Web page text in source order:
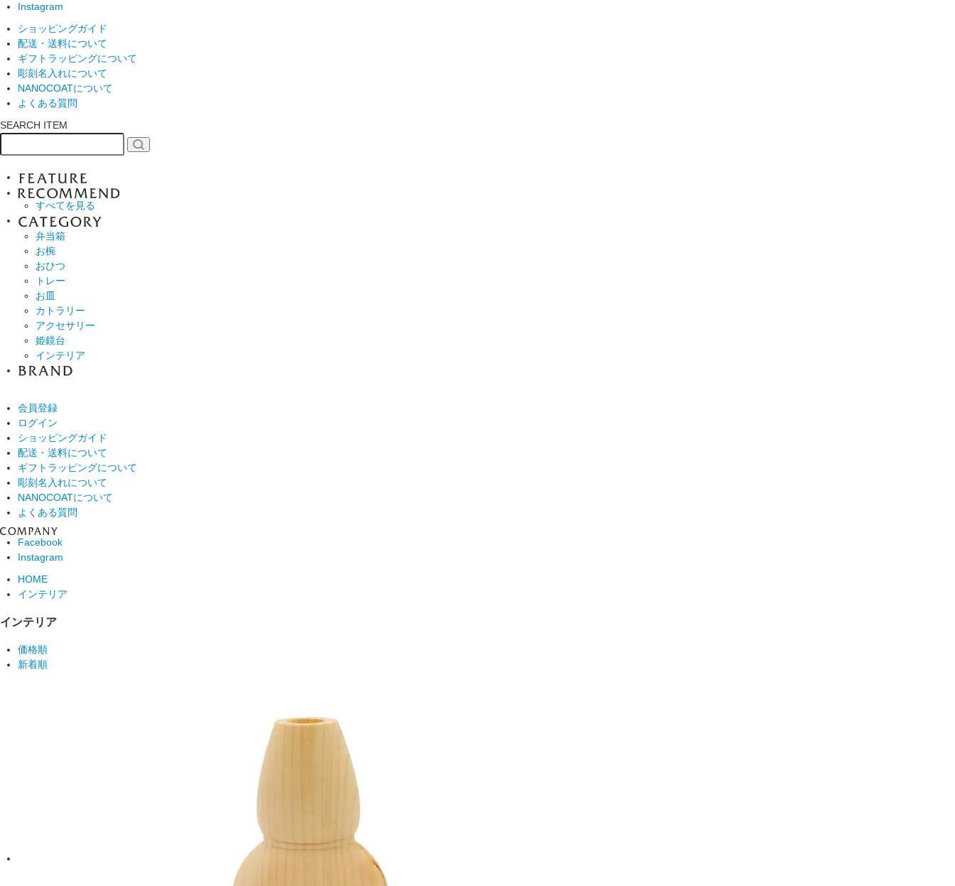
Instagram
ショッピングガイド
配送・送料について
ギフトラッピングについて
彫刻名入れについて
NANOCOATについて
よくある質問
SEARCH ITEM
すべてを見る
弁当箱
お椀
おひつ
トレー
お皿
カトラリー
アクセサリー
姫鏡台
インテリア
会員登録
ログイン
ショッピングガイド
配送・送料について
ギフトラッピングについて
彫刻名入れについて
NANOCOATについて
よくある質問
Facebook
Instagram
HOME
インテリア
インテリア
価格順
新着順